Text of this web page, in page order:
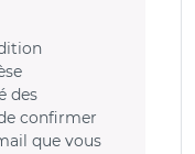
des
confirmer
que vous